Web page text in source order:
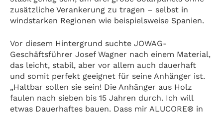
zusätzliche Verankerung zu tragen – selbst in
windstarken Regionen wie beispielsweise Spanien.
Vor diesem Hintergrund suchte JOWAG-
Geschäftsführer Josef Wagner nach einem Material,
das leicht, stabil, aber vor allem auch dauerhaft
und somit perfekt geeignet für seine Anhänger ist.
„Haltbar sollen sie sein! Die Anhänger aus Holz
faulen nach sieben bis 15 Jahren durch. Ich will
etwas Dauerhaftes bauen. Dass mir ALUCORE® in